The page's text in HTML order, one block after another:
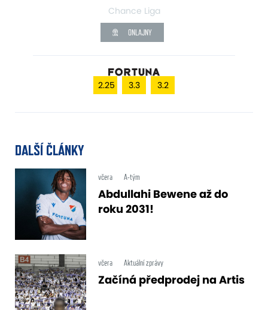
Chance Liga
ONLAJNY
2.25 3.3 3.2
DALŠÍ ČLÁNKY
včera A-tým
Abdullahi Bewene až do
roku 2031!
včera Aktuální zprávy
Začíná předprodej na Artis